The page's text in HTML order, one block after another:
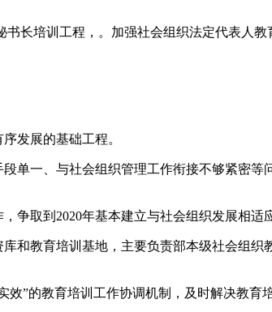
长培训工程，。加强社会组织法定代表人
发展的基础工程。
单一、与社会组织管理工作衔接不够紧密
取到2020年基本建立与社会组织发展相适
和教育培训基地，主要负责部本级社会组
”的教育培训工作协调机制，及时解决教育